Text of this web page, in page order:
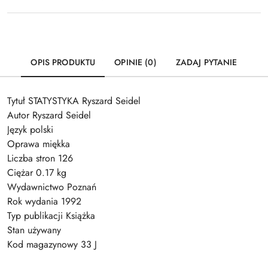
OPIS PRODUKTU OPINIE (0) ZADAJ PYTANIE
Tytuł STATYSTYKA Ryszard Seidel
Autor Ryszard Seidel
Język polski
Oprawa miękka
Liczba stron 126
Ciężar 0.17 kg
Wydawnictwo Poznań
Rok wydania 1992
Typ publikacji Książka
Stan używany
Kod magazynowy 33 J